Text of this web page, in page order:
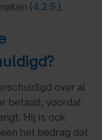
(4.2.5.).
over al
betaalt, voordat
Hij is ook
het bedrag dat